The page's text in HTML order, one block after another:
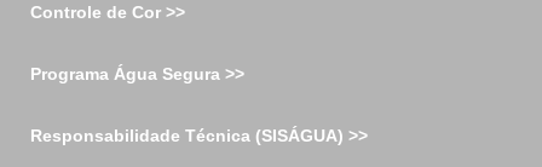
Controle de Cor >>
Programa Água Segura >>
Responsabilidade Técnica (SISÁGUA) >>